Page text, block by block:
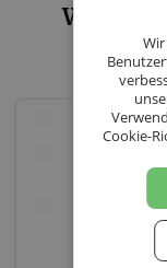
Cookie-